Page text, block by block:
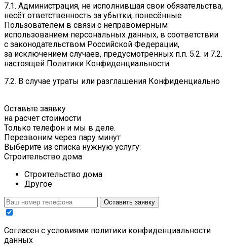
7.1. Администрация, не исполнившая свои обязательства,
несёт ответственность за убытки, понесённые
Пользователем в связи с неправомерным
использованием персональных данных, в соответствии
с законодательством Российской Федерации,
за исключением случаев, предусмотренных п.п. 5.2. и 7.2.
настоящей Политики Конфиденциальности.
7.2. В случае утраты или разглашения Конфиденциально
Оставьте заявку
на расчет стоимости
Только телефон и мы в деле.
Перезвоним через пару минут
Выберите из списка нужную услугу:
Строительство дома
Строительство дома
Другое
Оставить заявку
Cогласен с условиями политики конфиденциальности
данных